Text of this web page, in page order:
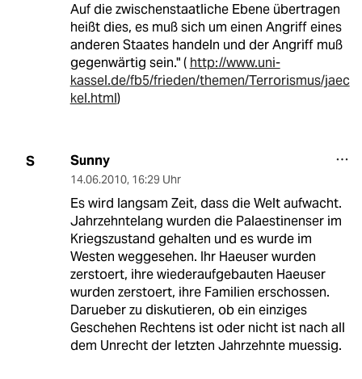
Auf die zwischenstaatliche Ebene übertragen
heißt dies, es muß sich um einen Angriff eines
anderen Staates handeln und der Angriff muß
gegenwärtig sein." ( http://www.uni-
kassel.de/fb5/frieden/themen/Terrorismus/jaec
kel.html)
S Sunny
14.06.2010, 16:29 Uhr
Es wird langsam Zeit, dass die Welt aufwacht.
Jahrzehntelang wurden die Palaestinenser im
Kriegszustand gehalten und es wurde im
Westen weggesehen. Ihr Haeuser wurden
zerstoert, ihre wiederaufgebauten Haeuser
wurden zerstoert, ihre Familien erschossen.
Darueber zu diskutieren, ob ein einziges
Geschehen Rechtens ist oder nicht ist nach all
dem Unrecht der letzten Jahrzehnte muessig.